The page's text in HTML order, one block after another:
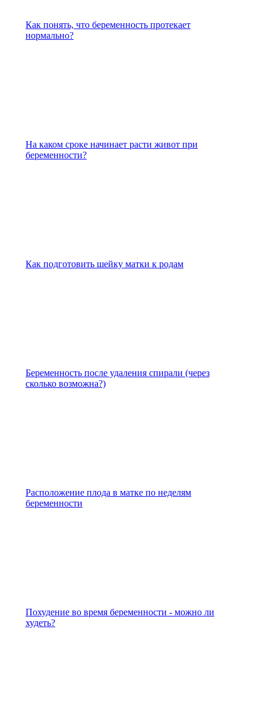
Как понять, что беременность протекает
нормально?
На каком сроке начинает расти живот при
беременности?
Как подготовить шейку матки к родам
Беременность после удаления спирали (через
сколько возможна?)
Расположение плода в матке по неделям
беременности
Похудение во время беременности - можно ли
худеть?